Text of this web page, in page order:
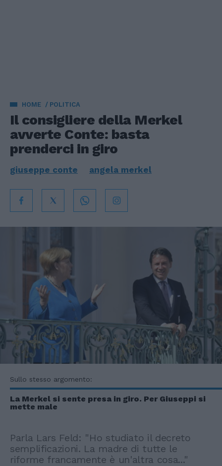
HOME POLITICA
Il consigliere della Merkel
avverte Conte: basta
prenderci in giro
giuseppe conte angela merkel
Sullo stesso argomento:
La Merkel si sente presa in giro. Per Giuseppi si
mette male
Parla Lars Feld: "Ho studiato il decreto
semplificazioni. La madre di tutte le
riforme francamente è un'altra cosa..."